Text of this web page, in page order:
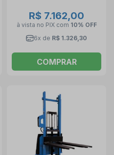
R$ 7.162,00
à vista no PIX com 10% OFF
6x de R$ 1.326,30
COMPRAR